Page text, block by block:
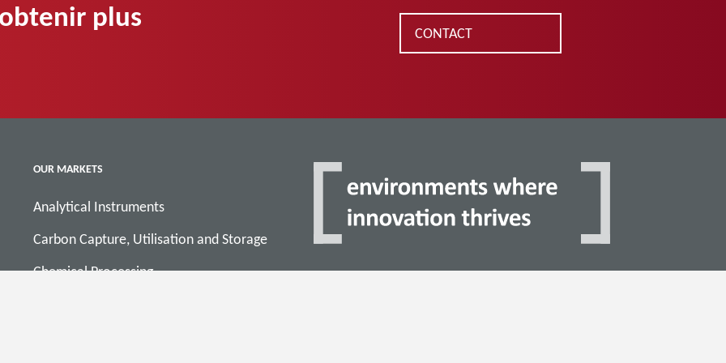
plus
CONTACT
OUR MARKETS
Analytical Instruments
Carbon Capture, Utilisation and Storage
Chemical Processing